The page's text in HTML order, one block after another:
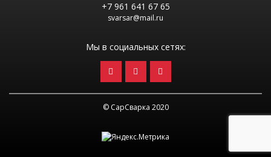
+7 961 641 67 65
svarsar@mail.ru
Мы в социальных сетях:
© СарСварка 2020